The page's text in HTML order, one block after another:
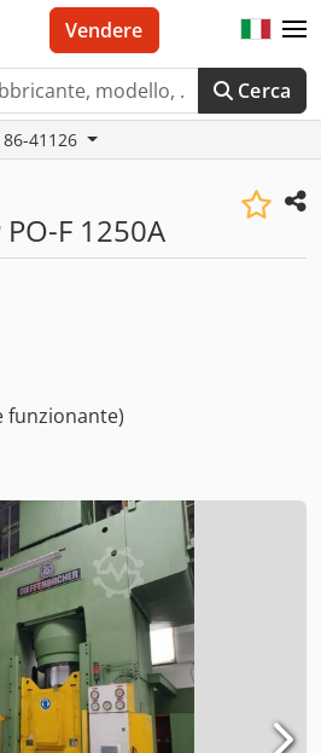
Cerca
Vendere
41126
PO-F 1250A
funzionante)